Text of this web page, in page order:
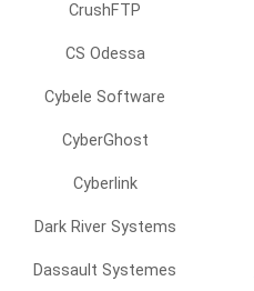
CrushFTP
CS Odessa
Cybele Software
CyberGhost
Cyberlink
Dark River Systems
Dassault Systemes